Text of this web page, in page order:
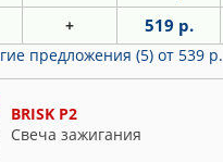
+ 519 р.
предложения (5) от 539 р.
BRISK P2
Свеча зажигания